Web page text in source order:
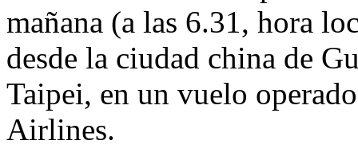
mañana (a las 6.31, hora
desde la ciudad china de
Taipei, en un vuelo
Airlines.